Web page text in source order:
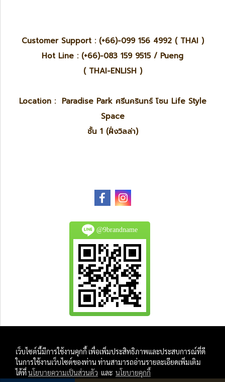
Customer Support : (+66)-099 156 4992 ( THAI )
Hot Line : (+66)-083 159 9515 / Pueng
( THAI-ENLISH )
Location : Paradise Park ศรีนครินทร์ โซน Life Style
Space
ชั้น 1 (ฝั่งวิลล่า)
@9brandname
And
All Photo in this website were taken by
เว็บไซต์นี้มีการใช้งานคุกกี้ เพื่อเพิ่มประสิทธิภาพและประสบการณ์ที่ดี
ในการใช้งานเว็บไซต์ของท่าน ท่านสามารถอ่านรายละเอียดเพิ่มเติม
ได้ที่นโยบายความเป็นส่วนตัว และ นโยบายคุกกี้